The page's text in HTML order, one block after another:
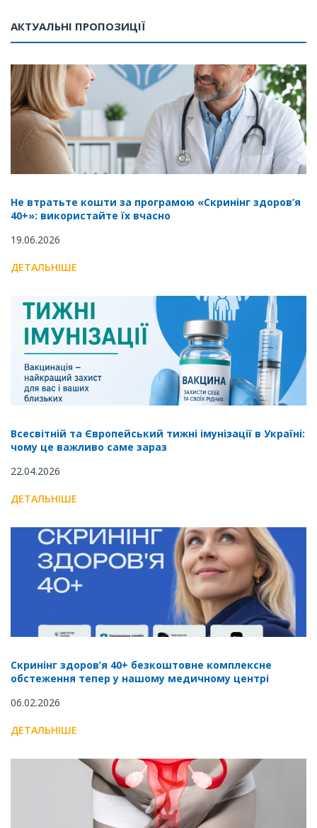
АКТУАЛЬНІ ПРОПОЗИЦІЇ
Не втратьте кошти за програмою «Скринінг здоров’я
40+»: використайте їх вчасно
19.06.2026
ДЕТАЛЬНІШЕ
Всесвітній та Європейський тижні імунізації в Україні:
чому це важливо саме зараз
22.04.2026
ДЕТАЛЬНІШЕ
Скринінг здоров’я 40+ безкоштовне комплексне
обстеження тепер у нашому медичному центрі
06.02.2026
ДЕТАЛЬНІШЕ